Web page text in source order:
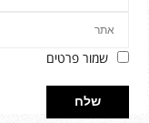
שמור פרטים